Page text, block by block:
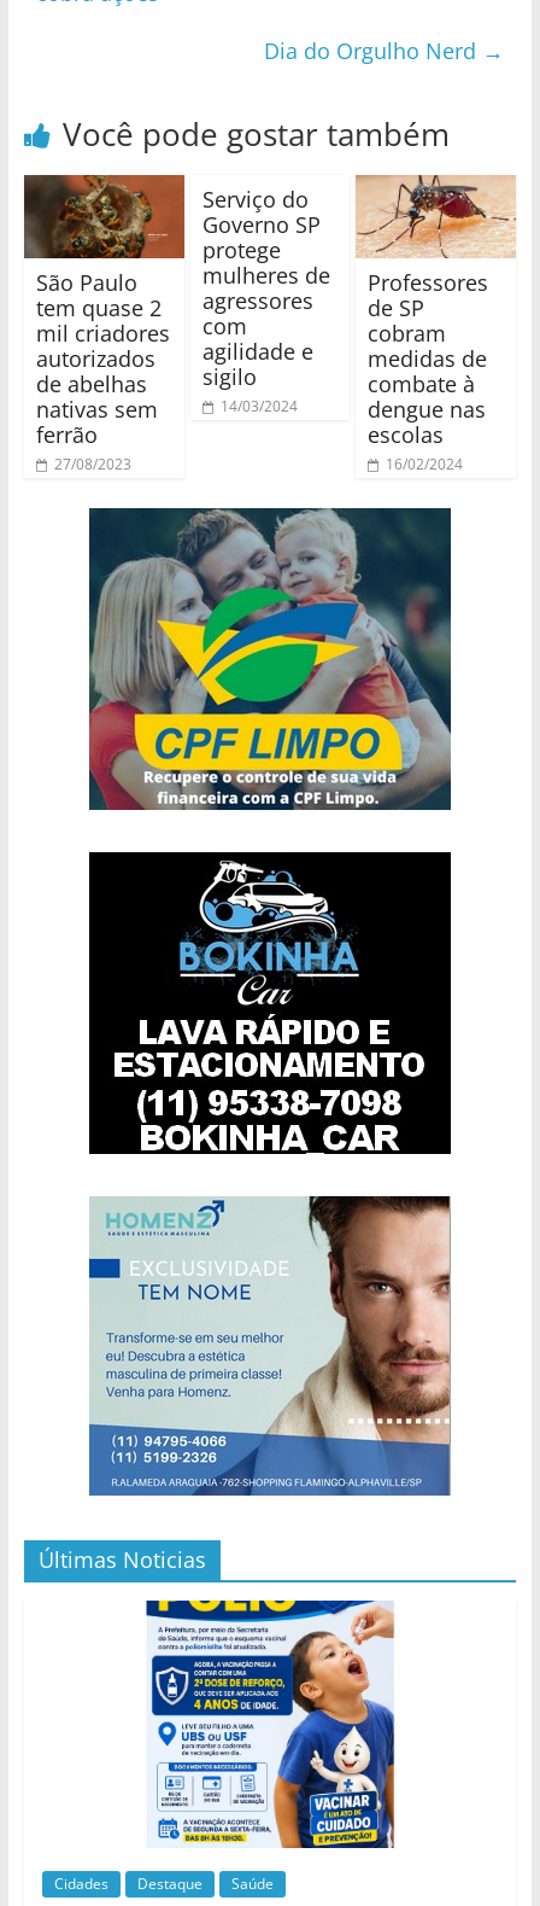
Dia do Orgulho Nerd →
Você pode gostar também
São Paulo
tem quase 2
mil criadores
autorizados
de abelhas
nativas sem
ferrão
27/08/2023
Serviço do
Governo SP
protege
mulheres de
agressores
com
agilidade e
sigilo
14/03/2024
Professores
de SP
cobram
medidas de
combate à
dengue nas
escolas
16/02/2024
Últimas Noticias
Cidades Destaque Saúde